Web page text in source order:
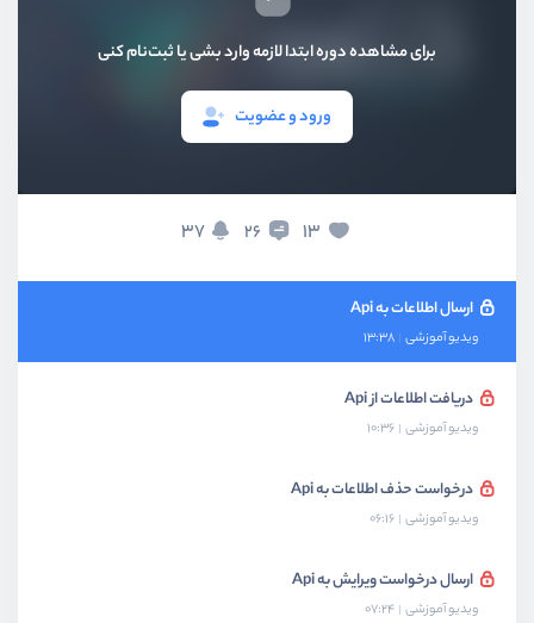
برای مشاهده دوره ابتدا لازمه وارد بشی یا ثبت‌نام کنی
ورود و عضویت
13
26
37
بخش هفتم درخواست HTTP
ارسال اطلاعات به Api
ویدیو آموزشی 13:38
دریافت اطلاعات از Api
ویدیو آموزشی 10:36
درخواست حذف اطلاعات به Api
ویدیو آموزشی 06:16
ارسال درخواست ویرایش به Api
ویدیو آموزشی 07:24